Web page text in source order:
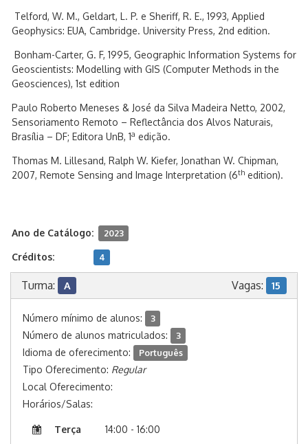
Telford, W. M., Geldart, L. P. e Sheriff, R. E., 1993, Applied
Geophysics: EUA, Cambridge. University Press, 2nd edition.
Bonham-Carter, G. F, 1995, Geographic Information Systems for
Geoscientists: Modelling with GIS (Computer Methods in the
Geosciences), 1st edition
Paulo Roberto Meneses & José da Silva Madeira Netto, 2002,
Sensoriamento Remoto – Reflectância dos Alvos Naturais,
Brasília – DF; Editora UnB, 1a edição.
Thomas M. Lillesand, Ralph W. Kiefer, Jonathan W. Chipman,
2007, Remote Sensing and Image Interpretation (6th edition).
Ano de Catálogo: 2023
Créditos: 4
Turma: A Vagas: 15
Número mínimo de alunos: 3
Número de alunos matriculados: 3
Idioma de oferecimento: Português
Tipo Oferecimento: Regular
Local Oferecimento:
Horários/Salas:
Terça
14:00 - 16:00